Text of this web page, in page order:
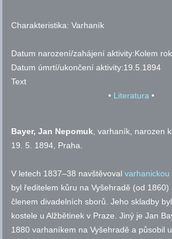
Charakteristika:Varhaník
Datum narození/zahájení aktivity:Kolem
Datum úmrtí/ukončení aktivity:19.5.1894
Text
• Literatura•
Bayer, Jan Nepomuk, varhaník, narozen
19. 5. 1894, Praha.
V letech 1837–38 navštěvovalvarhanickou
byl ředitelem kůru na Vyšehradě (od 1860)
členem divadelních sborů. Jeho skladby
kostele u Alžbětinek v Praze. Jiný je Jan
1880 varhaníkem na Vyšehradě a působil